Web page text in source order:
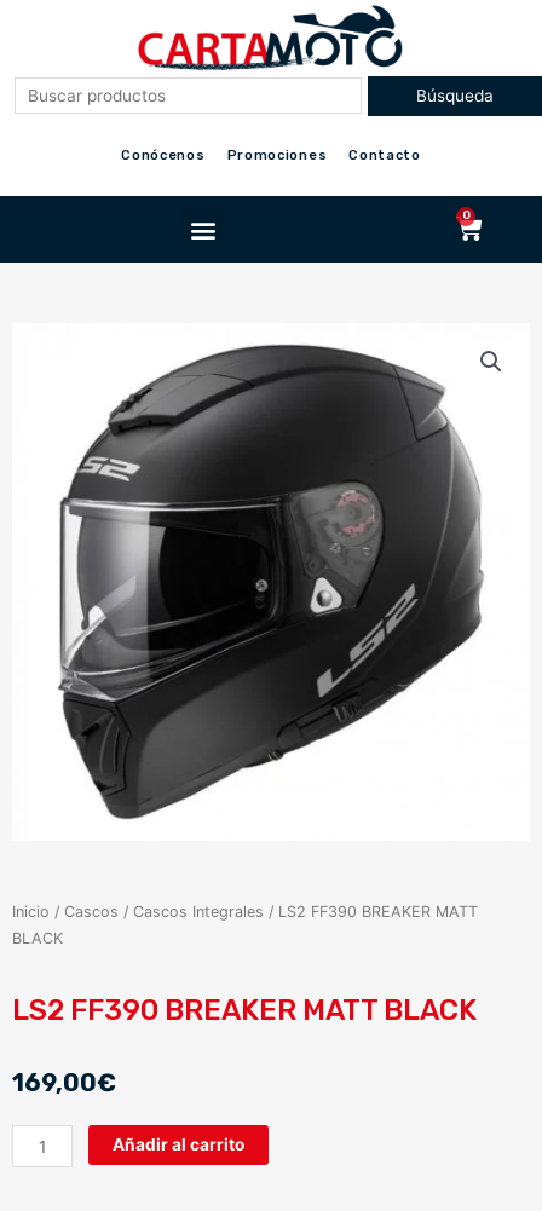
Conócenos Promociones Contacto
Menu 0
Inicio / Cascos / Cascos Integrales / LS2 FF390 BREAKER MATT
BLACK
LS2 FF390 BREAKER MATT BLACK
169,00€
LS2
FF390
Añadir al carrito